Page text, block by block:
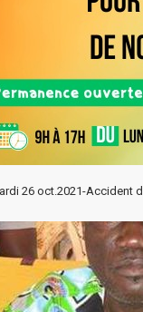
26 oct.2021-